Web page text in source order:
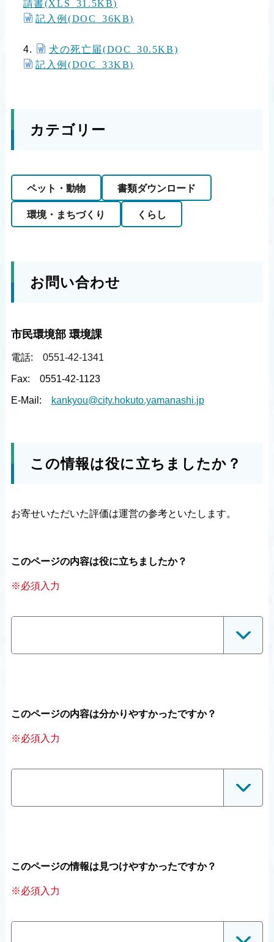
請書(XLS 31.5KB)
記入例(DOC 36KB)
犬の死亡届(DOC 30.5KB)
記入例(DOC 33KB)
カテゴリー
ペット・動物 書類ダウンロード
環境・まちづくり くらし
お問い合わせ
市民環境部 環境課
電話: 0551-42-1341
Fax: 0551-42-1123
E-Mail: kankyou@city.hokuto.yamanashi.jp
この情報は役に立ちましたか？
お寄せいただいた評価は運営の参考といたします。
このページの内容は役に立ちましたか？
※必須入力
このページの内容は分かりやすかったですか？
※必須入力
このページの情報は見つけやすかったですか？
※必須入力